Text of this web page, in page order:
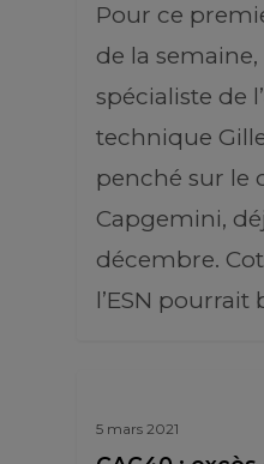
Pour ce
de la
spécialiste de
technique
penché sur le
Capgemini,
décembre.
l’ESN pourrait
5 mars 2021